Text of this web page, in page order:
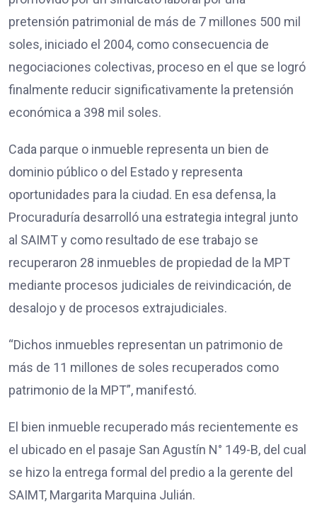
pretensión patrimonial de más de 7 millones 500 mil
soles, iniciado el 2004, como consecuencia de
negociaciones colectivas, proceso en el que se logró
finalmente reducir significativamente la pretensión
económica a 398 mil soles.
Cada parque o inmueble representa un bien de
dominio público o del Estado y representa
oportunidades para la ciudad. En esa defensa, la
Procuraduría desarrolló una estrategia integral junto
al SAIMT y como resultado de ese trabajo se
recuperaron 28 inmuebles de propiedad de la MPT
mediante procesos judiciales de reivindicación, de
desalojo y de procesos extrajudiciales.
“Dichos inmuebles representan un patrimonio de
más de 11 millones de soles recuperados como
patrimonio de la MPT”, manifestó.
El bien inmueble recuperado más recientemente es
el ubicado en el pasaje San Agustín N° 149-B, del cual
se hizo la entrega formal del predio a la gerente del
SAIMT, Margarita Marquina Julián.